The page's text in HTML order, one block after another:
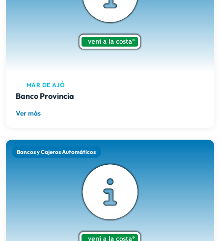
MAR DE AJÓ
Banco Provincia
Ver más
Bancos y Cajeros Automáticos